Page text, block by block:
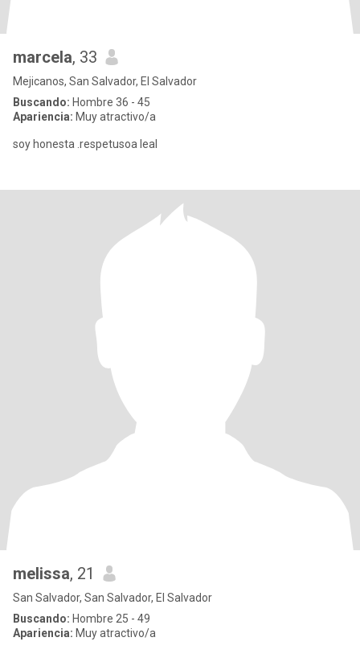
marcela, 33
Mejicanos, San Salvador, El Salvador
Buscando: Hombre 36 - 45
Apariencia: Muy atractivo/a
soy honesta .respetusoa leal
melissa, 21
San Salvador, San Salvador, El Salvador
Buscando: Hombre 25 - 49
Apariencia: Muy atractivo/a